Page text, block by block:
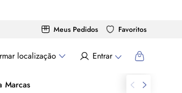
Meus Pedidos Favoritos
localização Entrar
Marcas